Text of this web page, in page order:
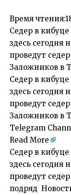
Время чтения:
Седер в
здесь сегодня
проведут
Заложников в
Седер в
здесь сегодня
проведут
Заложников в
Telegram
Read More
Седер в
здесь сегодня
проведут
подряд